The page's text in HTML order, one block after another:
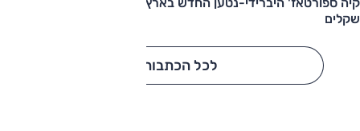
שקלים
לכל הכתבות